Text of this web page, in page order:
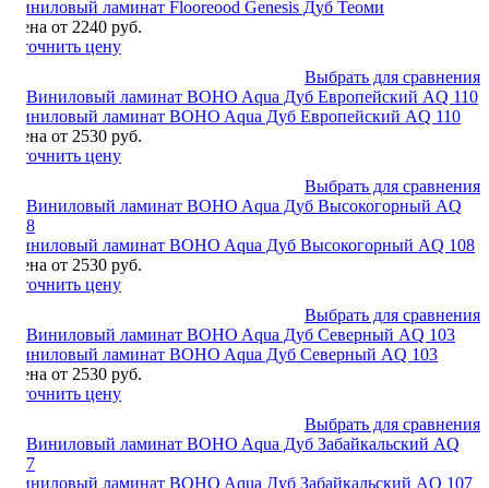
Виниловый ламинат Flooreood Genesis Дуб Теоми
Цена от 2240 руб.
Уточнить цену
Выбрать для сравнения
Виниловый ламинат BOHO Aqua Дуб Европейский AQ 110
Цена от 2530 руб.
Уточнить цену
Выбрать для сравнения
Виниловый ламинат BOHO Aqua Дуб Высокогорный AQ 108
Цена от 2530 руб.
Уточнить цену
Выбрать для сравнения
Виниловый ламинат BOHO Aqua Дуб Северный AQ 103
Цена от 2530 руб.
Уточнить цену
Выбрать для сравнения
Виниловый ламинат BOHO Aqua Дуб Забайкальский AQ 107